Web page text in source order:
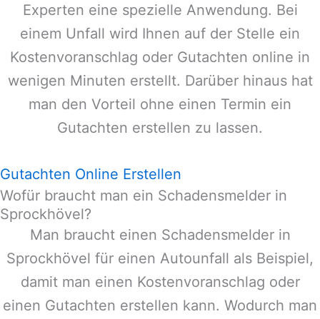
Experten eine spezielle Anwendung. Bei
einem Unfall wird Ihnen auf der Stelle ein
Kostenvoranschlag oder Gutachten online in
wenigen Minuten erstellt. Darüber hinaus hat
man den Vorteil ohne einen Termin ein
Gutachten erstellen zu lassen.
Gutachten Online Erstellen
Wofür braucht man ein Schadensmelder in
Sprockhövel?
Man braucht einen Schadensmelder in
Sprockhövel für einen Autounfall als Beispiel,
damit man einen Kostenvoranschlag oder
einen Gutachten erstellen kann. Wodurch man